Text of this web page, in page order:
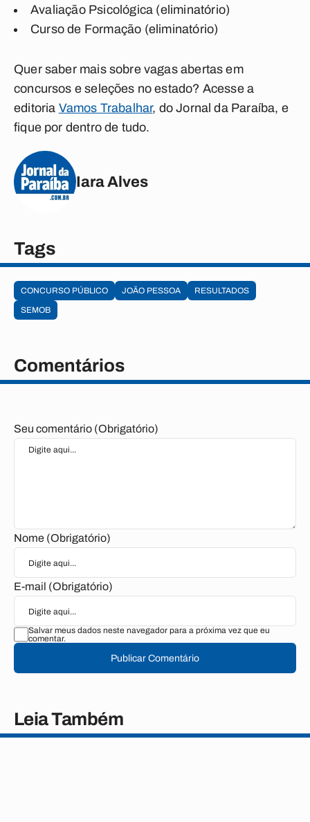
Avaliação Psicológica (eliminatório)
Curso de Formação (eliminatório)
Quer saber mais sobre vagas abertas em
concursos e seleções no estado? Acesse a
editoria Vamos Trabalhar, do Jornal da Paraíba, e
fique por dentro de tudo.
Iara Alves
Tags
CONCURSO PÚBLICO JOÃO PESSOA
RESULTADOS
SEMOB
Comentários
Seu comentário (Obrigatório)
Nome (Obrigatório)
E-mail (Obrigatório)
Salvar meus dados neste navegador para a próxima vez que eu
comentar.
Publicar Comentário
Leia Também